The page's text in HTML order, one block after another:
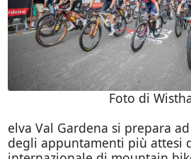
Foto di
elva Val Gardena si prepara
degli appuntamenti più attesi